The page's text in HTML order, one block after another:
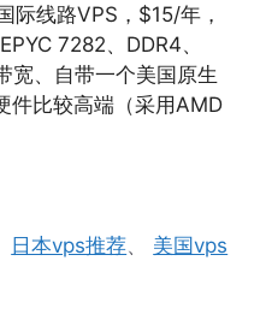
际线路VPS，$15/年，
7282、DDR4、
宽、自带一个美国原生
件比较高端（采用AMD
日本vps推荐、 美国vps